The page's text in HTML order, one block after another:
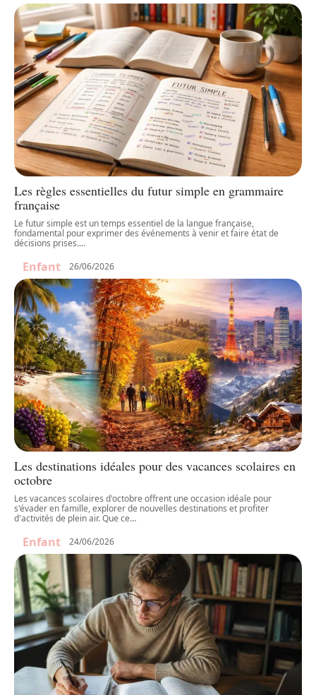
Les règles essentielles du futur simple en grammaire
française
Le futur simple est un temps essentiel de la langue française,
fondamental pour exprimer des événements à venir et faire état de
décisions prises.…
Enfant 26/06/2026
Les destinations idéales pour des vacances scolaires en
octobre
Les vacances scolaires d'octobre offrent une occasion idéale pour
s'évader en famille, explorer de nouvelles destinations et profiter
d'activités de plein air. Que ce…
Enfant 24/06/2026